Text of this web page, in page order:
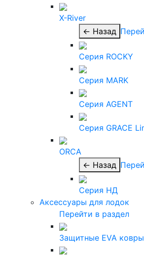
X-River
← Назад
Серия ROCKY
Серия MARK
Серия AGENT
Серия GRACE
ORCA
← Назад
Серия НД
Аксессуары для лодок
Перейти в раздел
Защитные EVA ковры